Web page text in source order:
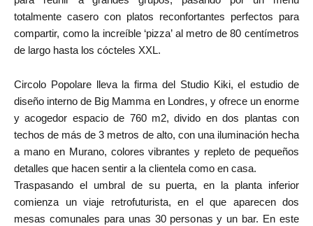
totalmente casero con platos reconfortantes perfectos para
compartir, como la increíble ‘pizza’ al metro de 80 centímetros
de largo hasta los cócteles XXL.
Circolo Popolare lleva la firma del Studio Kiki, el estudio de
diseño interno de Big Mamma en Londres, y ofrece un enorme
y acogedor espacio de 760 m2, divido en dos plantas con
techos de más de 3 metros de alto, con una iluminación hecha
a mano en Murano, colores vibrantes y repleto de pequeños
detalles que hacen sentir a la clientela como en casa.
Traspasando el umbral de su puerta, en la planta inferior
comienza un viaje retrofuturista, en el que aparecen dos
mesas comunales para unas 30 personas y un bar. En este